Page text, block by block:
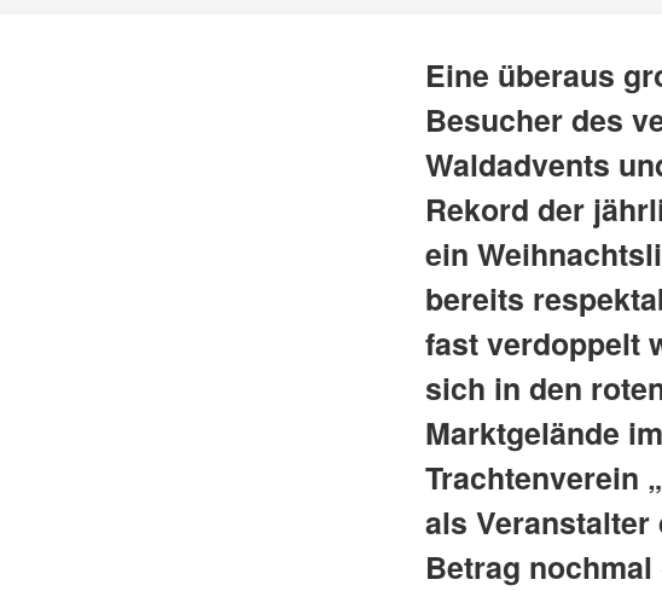
Eine überaus
Besucher des
Waldadvents
Rekord der
ein
bereits
fast verdoppelt
sich in den
Marktgelände
Trachtenverein
als Veranstalter
Betrag